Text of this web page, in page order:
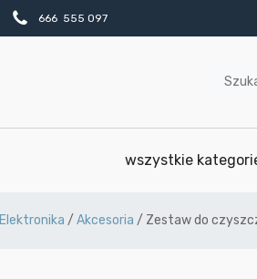
666 555 097
wszystkie
Elektronika / Akcesoria / Zestaw do